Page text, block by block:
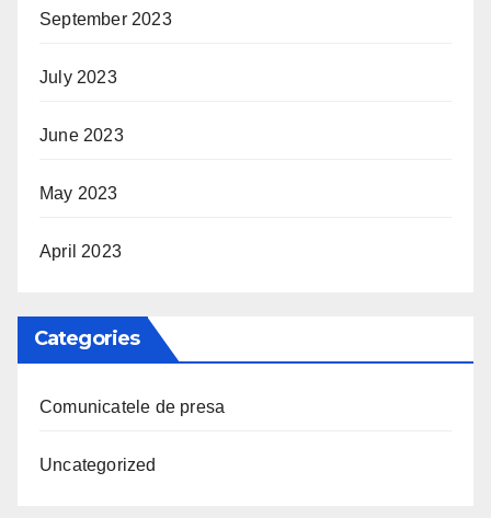
September 2023
July 2023
June 2023
May 2023
April 2023
Categories
Comunicatele de presa
Uncategorized